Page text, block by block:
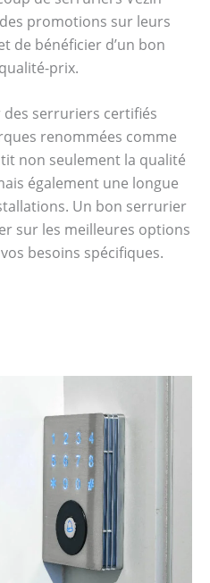
promotions sur leurs
de bénéficier d’un bon
prix.
serruriers certifiés
renommées comme
non seulement la qualité
également une longue
Un bon serrurier
sur les meilleures options
besoins spécifiques.